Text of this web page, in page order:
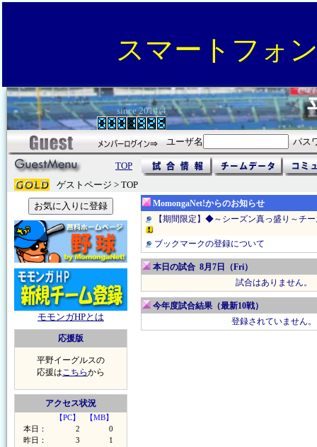
スマートフォ
since 2014/4
ユーザ名 パス
TOP
ゲストページ > TOP
モモンガHPとは
応援版
平野イーグルスの
応援はこちらから
アクセス状況
【PC】
【MB】
本日：
2
0
昨日：
3
1
MomongaNet!からのお知らせ
【期間限定】◆～シーズン真っ盛り～チ
ブックマークの登録について
本日の試合 8月7日（Fri）
試合はありません。
今年度試合結果（最新10戦）
登録されていません。